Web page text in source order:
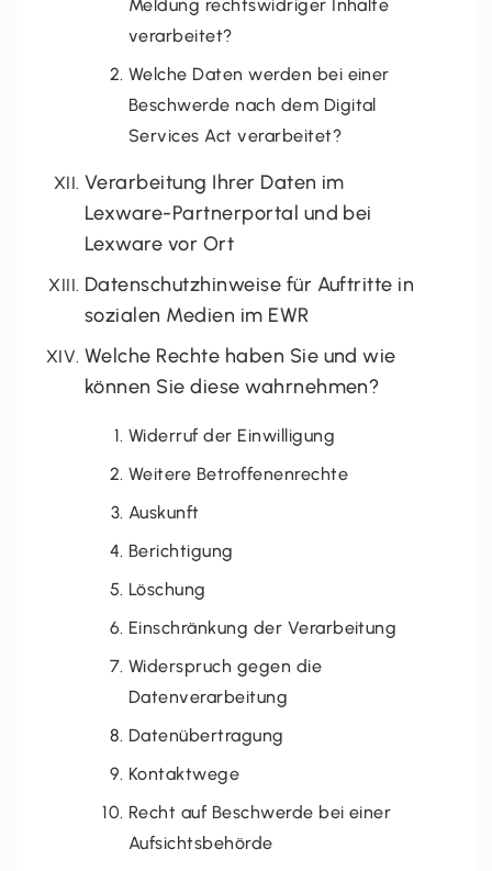
Meldung rechtswidriger Inhalte
verarbeitet?
Welche Daten werden bei einer
Beschwerde nach dem Digital
Services Act verarbeitet?
Verarbeitung Ihrer Daten im
Lexware-Partnerportal und bei
Lexware vor Ort
Datenschutzhinweise für Auftritte in
sozialen Medien im EWR
Welche Rechte haben Sie und wie
können Sie diese wahrnehmen?
Widerruf der Einwilligung
Weitere Betroffenenrechte
Auskunft
Berichtigung
Löschung
Einschränkung der Verarbeitung
Widerspruch gegen die
Datenverarbeitung
Datenübertragung
Kontaktwege
Recht auf Beschwerde bei einer
Aufsichtsbehörde